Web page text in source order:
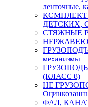
ленточные,
ДЕТСКИХ,
СТЯЖНЫЕ
механизмы
(КЛАСС 8)
НЕ
ФАЛ,